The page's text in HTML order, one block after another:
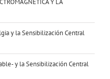
Y LA
y la Sensibilización Central
y la Sensibilización Central